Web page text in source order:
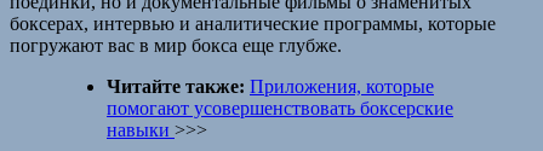
боксерах, интервью и аналитические программы, которые
погружают вас в мир бокса еще глубже.
Читайте также: Приложения, которые
помогают усовершенствовать боксерские
навыки >>>